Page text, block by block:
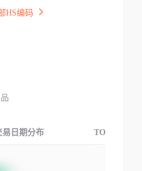
HS编码
易日期分布 TOP3交易国